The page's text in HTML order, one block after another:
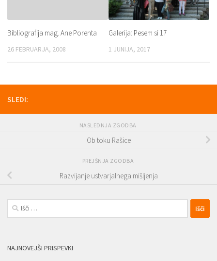
Bibliografija mag. Ane Porenta
26 FEBRUARJA, 2008
Galerija: Pesem si 17
1 JUNIJA, 2017
SLEDI:
NASLEDNJA ZGODBA
Ob toku Rašice
PREJŠNJA ZGODBA
Razvijanje ustvarjalnega mišljenja
Išči:
NAJNOVEJŠI PRISPEVKI